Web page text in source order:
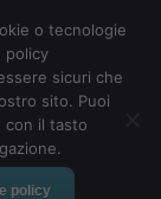
o tecnologie
policy
sicuri che
sito. Puoi
con il tasto
policy